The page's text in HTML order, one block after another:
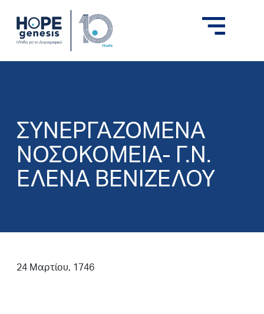
ΣΥΝΕΡΓΑΖΟΜΕΝΑ
ΝΟΣΟΚΟΜΕΙΑ- Γ.Ν.
ΕΛΕΝΑ ΒΕΝΙΖΕΛΟΥ
24 Μαρτίου, 1746